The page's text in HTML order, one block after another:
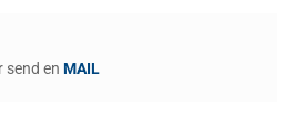
send en MAIL